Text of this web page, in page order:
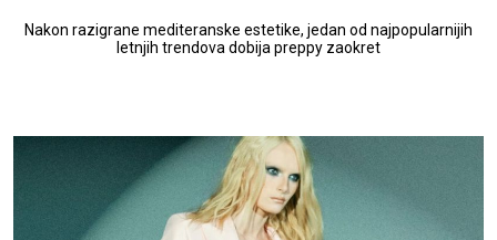
Nakon razigrane mediteranske estetike, jedan od najpopularnijih
letnjih trendova dobija preppy zaokret